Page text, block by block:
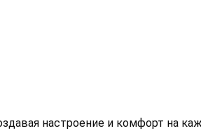
настроение и комфорт на